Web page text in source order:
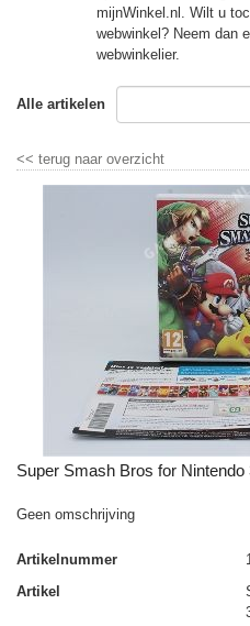
mijnWinkel.nl. Wilt u
webwinkel? Neem dan
webwinkelier.
Alle artikelen
<< terug naar overzicht
Super Smash Bros for Nintendo
Geen omschrijving
Artikelnummer
Artikel